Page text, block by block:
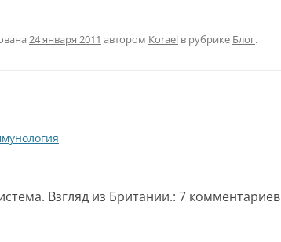
24 января 2011 автором Korael в рубрике Блог.
Взгляд из Британии.: 7 комментариев